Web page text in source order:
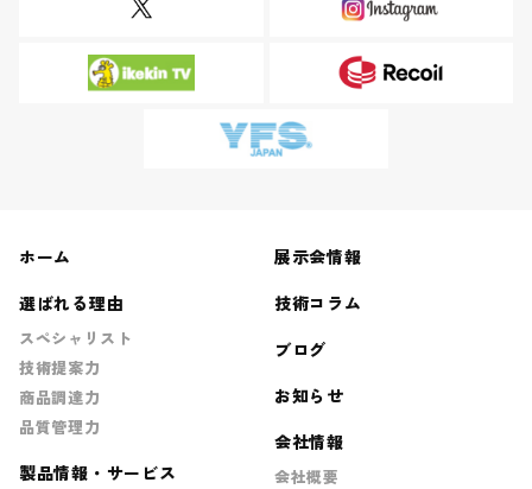
ホーム
選ばれる理由
スペシャリスト
技術提案力
商品調達力
品質管理力
製品情報・サービス
展示会情報
技術コラム
ブログ
お知らせ
会社情報
会社概要